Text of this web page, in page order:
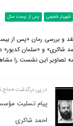
شهریار شفیعی پس از بیست سال
و بررسی رمان «پس از
شاکری» و «سلمان کدیور»
تصاویر این نشست را
در پی درگذشت «حاج
پیام تسلیت
احمد شاکری